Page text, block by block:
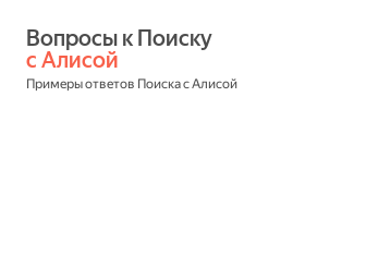
с Алисой
Примеры ответов Поиска с Алисой